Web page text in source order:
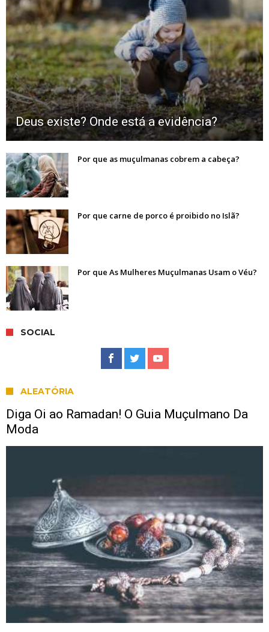
Deus existe? Onde está a evidência?
Por que as muçulmanas cobrem a cabeça?
Por que carne de porco é proibido no Islã?
Por que As Mulheres Muçulmanas Usam o Véu?
SOCIAL
ALEATÓRIA
Diga Oi ao Ramadan! O Guia Muçulmano Da
Moda